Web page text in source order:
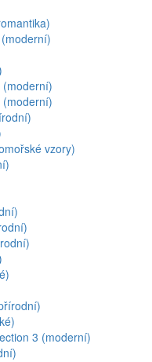
(moderní)
(moderní)
vzory)
3 (moderní)